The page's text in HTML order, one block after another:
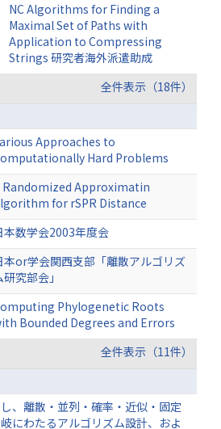
NC Algorithms for Finding a
Maximal Set of Paths with
Application to Compressing
Strings 研究者海外派遣助成
全件表示（18件）
Approaches to
Hard Problems
Randomized Approximatin
for rSPR Distance
本数学会2003年度会
本or学会関西支部「離散アルゴリズ
研究部会」
Phylogenetic Roots
Bounded Degrees and Errors
全件表示（11件）
、離散・並列・確率・近似・固定
にわたるアルゴリズム設計、およ